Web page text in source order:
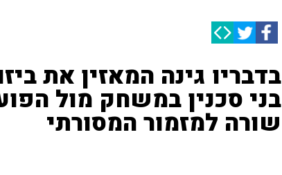
בדבריו גינה המאזין את
בני סכנין במשחק מול
שורה למזמור המסורתי